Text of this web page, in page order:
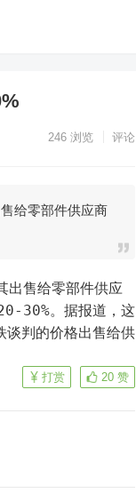
246 浏览 评论
给零部件供应商
30%。据报道，这
谈判的价格出售给供
20 赞
打赏